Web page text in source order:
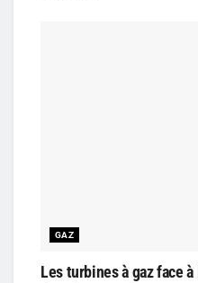
GAZ
Les turbines à gaz face